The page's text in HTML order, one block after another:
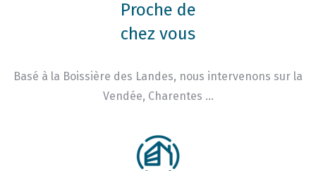
Proche de
chez vous
Basé à la Boissière des Landes, nous intervenons sur la
Vendée, Charentes …